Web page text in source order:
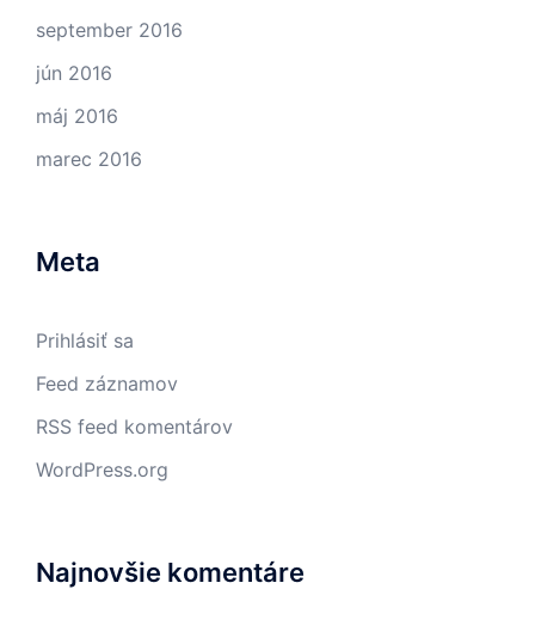
september 2016
jún 2016
máj 2016
marec 2016
Meta
Prihlásiť sa
Feed záznamov
RSS feed komentárov
WordPress.org
Najnovšie komentáre